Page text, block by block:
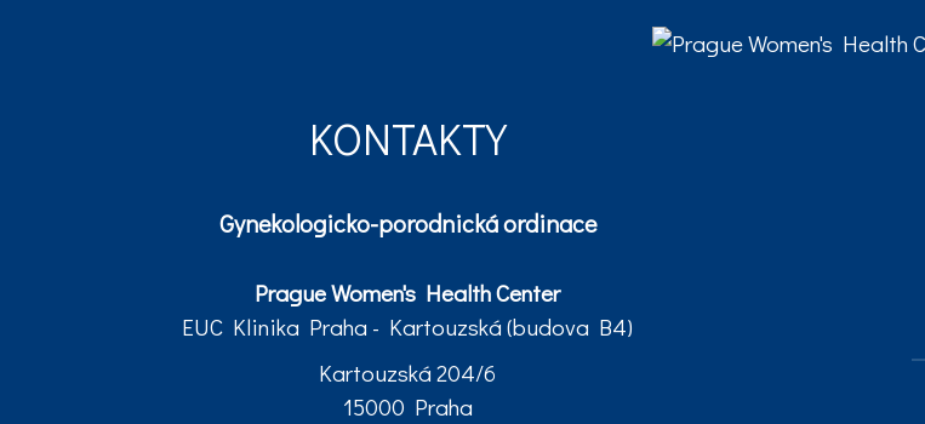
KONTAKTY
Gynekologicko-porodnická ordinace
Prague Women's Health Center
EUC Klinika Praha - Kartouzská (budova B4)
Kartouzská 204/6
15000 Praha